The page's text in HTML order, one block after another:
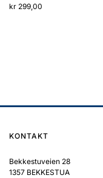
kr 299,00
KONTAKT
Bekkestuveien 28
1357 BEKKESTUA